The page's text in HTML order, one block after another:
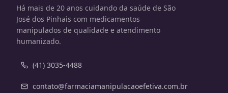
Há mais de 20 anos cuidando da saúde de São
José dos Pinhais com medicamentos
manipulados de qualidade e atendimento
humanizado.
(41) 3035-4488
contato@farmaciamanipulacaoefetiva.com.br